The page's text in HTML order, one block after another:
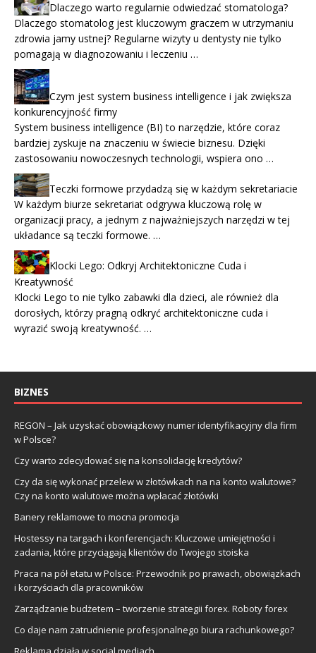
Dlaczego warto regularnie odwiedzać stomatologa?
Dlaczego stomatolog jest kluczowym graczem w utrzymaniu
zdrowia jamy ustnej? Regularne wizyty u dentysty nie tylko
pomagają w diagnozowaniu i leczeniu …
Czym jest system business intelligence i jak zwiększa
konkurencyjność firmy
System business intelligence (BI) to narzędzie, które coraz
bardziej zyskuje na znaczeniu w świecie biznesu. Dzięki
zastosowaniu nowoczesnych technologii, wspiera ono …
Teczki formowe przydadzą się w każdym sekretariacie
W każdym biurze sekretariat odgrywa kluczową rolę w
organizacji pracy, a jednym z najważniejszych narzędzi w tej
układance są teczki formowe. …
Klocki Lego: Odkryj Architektoniczne Cuda i
Kreatywność
Klocki Lego to nie tylko zabawki dla dzieci, ale również dla
dorosłych, którzy pragną odkryć architektoniczne cuda i
wyrazić swoją kreatywność. …
BIZNES
REGON – Jak uzyskać obowiązkowy numer identyfikacyjny dla firm
w Polsce?
Czy warto zdecydować się na konsolidację kredytów?
Czy da się wykonać przelew w złotówkach na na konto walutowe?
Czy na konto walutowe można wpłacać złotówki
Banery reklamowe to mocna promocja
Hostessy na targach i konferencjach: Kluczowe umiejętności i
zadania, które przyciągają klientów do Twojego stoiska
Praca na pół etatu w Polsce: Przewodnik po prawach, obowiązkach
i korzyściach dla pracowników
Zarządzanie budżetem – tworzenie strategii forex. Roboty forex
Co daje nam zatrudnienie profesjonalnego biura rachunkowego?